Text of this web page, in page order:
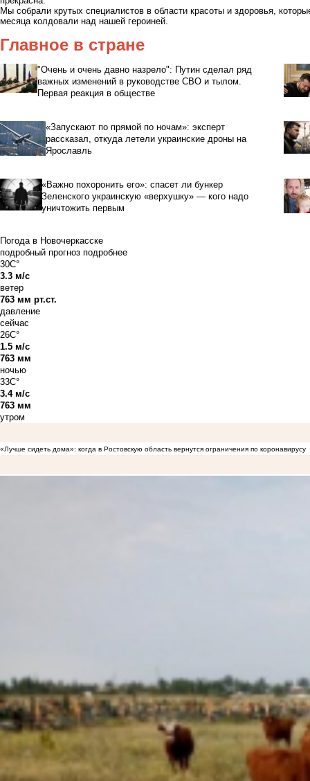
Мы собрали крутых специалистов в области красоты и здоровья,
месяца колдовали над нашей героиней.
Главное в стране
"Очень и очень давно назрело": Путин сделал ряд
важных изменений в руководстве СВО и тылом.
Первая реакция в обществе
«Запускают по прямой по ночам»: эксперт
рассказал, откуда летели украинские дроны на
Ярославль
«Важно похоронить его»: спасет ли бункер
Зеленского украинскую «верхушку» — кого надо
уничтожить первым
Погода в Новочеркасске
подробный прогноз подробнее
30C°
3.3 м/с
ветер
763 мм рт.ст.
давление
сейчас
26C°
1.5 м/с
763 мм
ночью
33C°
3.4 м/с
763 мм
утром
«Лучше сидеть дома»: когда в Ростовскую область вернутся ограничения по коронавирусу